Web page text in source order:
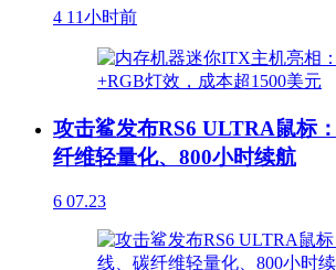
4 11小时前
攻击鲨发布RS6 ULTRA鼠标
纤维轻量化、800小时续航
6 07.23